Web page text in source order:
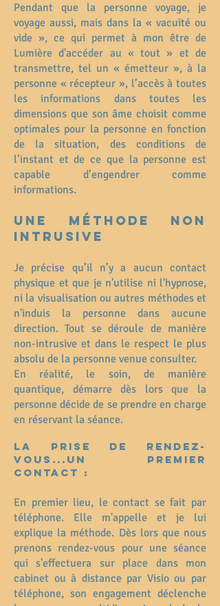
Pendant que la personne voyage, je
voyage aussi, mais dans la « vacuité ou
vide », ce qui permet à mon être de
Lumière d'accéder au « tout » et de
transmettre, tel un « émetteur », à la
personne « récepteur », l’accès à toutes
les informations dans toutes les
dimensions que son âme choisit comme
optimales pour la personne en fonction
de la situation, des conditions de
l’instant et de ce que la personne est
capable d’engendrer comme
informations.
Une méthode non
intrusive
Je précise qu’il n’y a aucun contact
physique et que je n'utilise ni l'hypnose,
ni la visualisation ou autres méthodes et
n'induis la personne dans aucune
direction. Tout se déroule de manière
non-intrusive et dans le respect le plus
absolu de la personne venue consulter.
En réalité, le soin, de manière
quantique, démarre dès lors que la
personne décide de se prendre en charge
en réservant la séance.
La prise de rendez-
vous...un premier
contact :
En premier lieu, le contact se fait par
téléphone. Elle m'appelle et je lui
explique la méthode. Dès lors que nous
prenons rendez-vous pour une séance
qui s'effectuera sur place dans mon
cabinet ou à distance par Visio ou par
téléphone, son engagement déclenche